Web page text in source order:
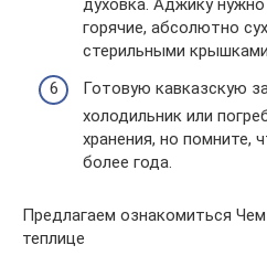
духовка. Аджику
горячие, абсолютно
стерильными
Готовую кавказскую
холодильник или
хранения, но помните,
более года.
Предлагаем ознакомиться
теплице